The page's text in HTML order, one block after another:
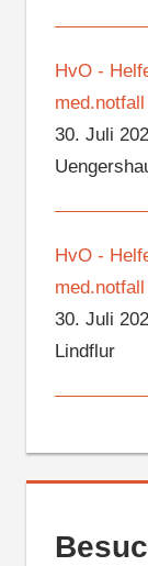
HvO -
med.notfall
30. Juli
HvO -
med.notfall
30. Juli
Lindflur